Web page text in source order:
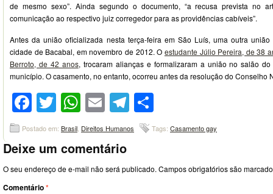
de mesmo sexo”. Ainda segundo o documento, “a recusa prevista no
comunicação ao respectivo juiz corregedor para as providências cabíveis”.
Antes da união oficializada nesta terça-feira em São Luís, uma outra
cidade de Bacabal, em novembro de 2012. O estudante Júlio Pereira, de 38
Berroto, de 42 anos, trocaram alianças e formalizaram a união no salão
município. O casamento, no entanto, ocorreu antes da resolução do Conselho
Facebook
Twitter
WhatsApp
EmailTelegram
Postado em: Brasil Direitos Humanos Tags: Casamento gay
Deixe um comentário
O seu endereço de e-mail não será publicado. Campos obrigatórios são
Comentário*